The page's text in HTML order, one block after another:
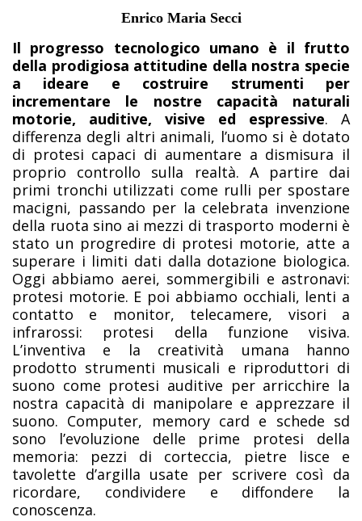
Enrico Maria Secci
Il progresso tecnologico umano è il frutto
della prodigiosa attitudine della nostra specie
a ideare e costruire strumenti per
incrementare le nostre capacità naturali
motorie, auditive, visive ed espressive. A
differenza degli altri animali, l’uomo si è dotato
di protesi capaci di aumentare a dismisura il
proprio controllo sulla realtà. A partire dai
primi tronchi utilizzati come rulli per spostare
macigni, passando per la celebrata invenzione
della ruota sino ai mezzi di trasporto moderni è
stato un progredire di protesi motorie, atte a
superare i limiti dati dalla dotazione biologica.
Oggi abbiamo aerei, sommergibili e astronavi:
protesi motorie. E poi abbiamo occhiali, lenti a
contatto e monitor, telecamere, visori a
infrarossi: protesi della funzione visiva.
L’inventiva e la creatività umana hanno
prodotto strumenti musicali e riproduttori di
suono come protesi auditive per arricchire la
nostra capacità di manipolare e apprezzare il
suono. Computer, memory card e schede sd
sono l’evoluzione delle prime protesi della
memoria: pezzi di corteccia, pietre lisce e
tavolette d’argilla usate per scrivere così da
ricordare, condividere e diffondere la
conoscenza.